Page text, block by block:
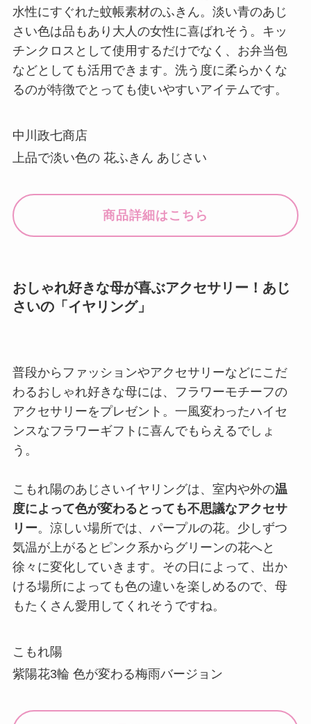
水性にすぐれた蚊帳素材のふきん。淡い青のあじ
さい色は品もあり大人の女性に喜ばれそう。キッ
チンクロスとして使用するだけでなく、お弁当包
などとしても活用できます。洗う度に柔らかくな
るのが特徴でとっても使いやすいアイテムです。
中川政七商店
上品で淡い色の 花ふきん あじさい
商品詳細はこちら
おしゃれ好きな母が喜ぶアクセサリー！あじ
さいの「イヤリング」
普段からファッションやアクセサリーなどにこだ
わるおしゃれ好きな母には、フラワーモチーフの
アクセサリーをプレゼント。一風変わったハイセ
ンスなフラワーギフトに喜んでもらえるでしょ
う。
こもれ陽のあじさいイヤリングは、室内や外の温
度によって色が変わるとっても不思議なアクセサ
リー。涼しい場所では、パープルの花。少しずつ
気温が上がるとピンク系からグリーンの花へと
徐々に変化していきます。その日によって、出か
ける場所によっても色の違いを楽しめるので、母
もたくさん愛用してくれそうですね。
こもれ陽
紫陽花3輪 色が変わる梅雨バージョン